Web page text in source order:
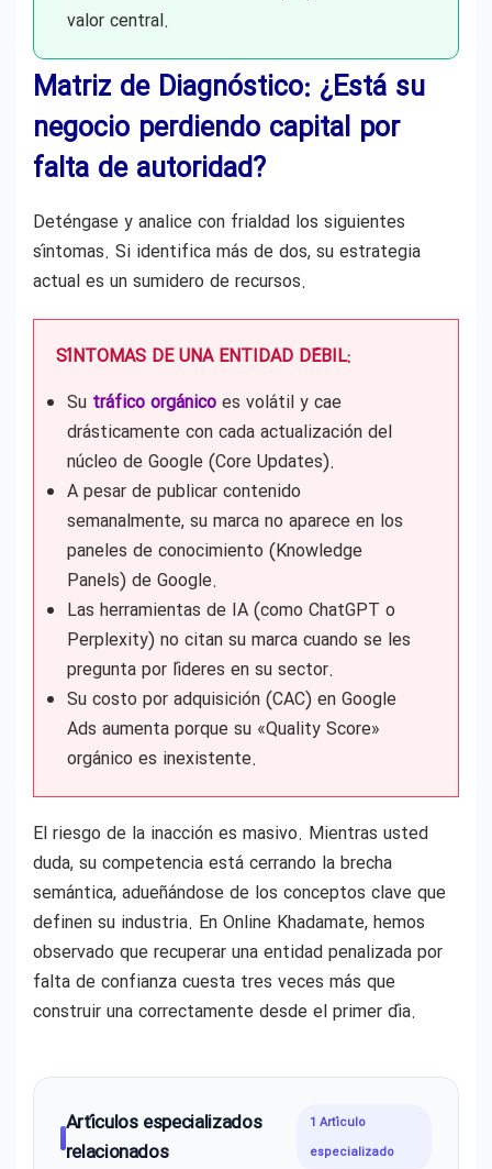
valor central.
Matriz de Diagnóstico: ¿Está su
negocio perdiendo capital por
falta de autoridad?
Deténgase y analice con frialdad los siguientes
síntomas. Si identifica más de dos, su estrategia
actual es un sumidero de recursos.
SÍNTOMAS DE UNA ENTIDAD DÉBIL:
Su tráfico orgánico es volátil y cae
drásticamente con cada actualización del
núcleo de Google (Core Updates).
A pesar de publicar contenido
semanalmente, su marca no aparece en los
paneles de conocimiento (Knowledge
Panels) de Google.
Las herramientas de IA (como ChatGPT o
Perplexity) no citan su marca cuando se les
pregunta por líderes en su sector.
Su costo por adquisición (CAC) en Google
Ads aumenta porque su «Quality Score»
orgánico es inexistente.
El riesgo de la inacción es masivo. Mientras usted
duda, su competencia está cerrando la brecha
semántica, adueñándose de los conceptos clave que
definen su industria. En Online Khadamate, hemos
observado que recuperar una entidad penalizada por
falta de confianza cuesta tres veces más que
construir una correctamente desde el primer día.
Artículos especializados
relacionados
1 Artículo
especializado